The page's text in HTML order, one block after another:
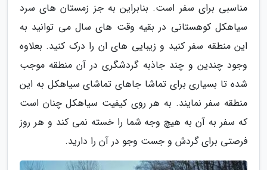
مناسبی برای سفر است. بنابراین به جز زمستان های سرد
سیاهکل کوهستانی در بقیه وقت های سال می توانید به
این منطقه سفر کنید و زیبایی های ان را درک کنید. بعلاوه
وجود چندین و چند جاذبه گردشگری در آن منطقه موجب
شده تا بسیاری برای تماشا جاهای تماشای سیاهکل به این
منطقه سفر نمایند. به هر روی کیفیت سیاهکل چنان است
که سفر به آن به هیچ وجه شما را خسته نمی کند و هر روز
فرصتی برای گردش و جست وجو در آن را دارید.